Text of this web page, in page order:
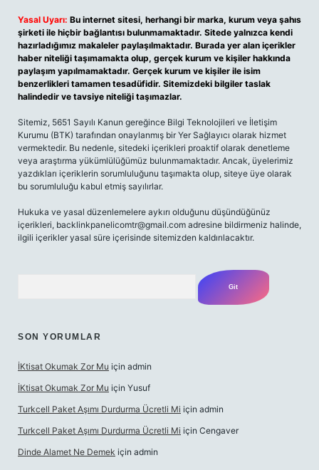
Yasal Uyarı: Bu internet sitesi, herhangi bir marka, kurum veya şahıs
şirketi ile hiçbir bağlantısı bulunmamaktadır. Sitede yalnızca kendi
hazırladığımız makaleler paylaşılmaktadır. Burada yer alan içerikler
haber niteliği taşımamakta olup, gerçek kurum ve kişiler hakkında
paylaşım yapılmamaktadır. Gerçek kurum ve kişiler ile isim
benzerlikleri tamamen tesadüfidir. Sitemizdeki bilgiler taslak
halindedir ve tavsiye niteliği taşımazlar.
Sitemiz, 5651 Sayılı Kanun gereğince Bilgi Teknolojileri ve İletişim
Kurumu (BTK) tarafından onaylanmış bir Yer Sağlayıcı olarak hizmet
vermektedir. Bu nedenle, sitedeki içerikleri proaktif olarak denetleme
veya araştırma yükümlülüğümüz bulunmamaktadır. Ancak, üyelerimiz
yazdıkları içeriklerin sorumluluğunu taşımakta olup, siteye üye olarak
bu sorumluluğu kabul etmiş sayılırlar.
Hukuka ve yasal düzenlemelere aykırı olduğunu düşündüğünüz
içerikleri, backlinkpanelicomtr@gmail.com adresine bildirmeniz halinde,
ilgili içerikler yasal süre içerisinde sitemizden kaldırılacaktır.
SON YORUMLAR
İKtisat Okumak Zor Mu için admin
İKtisat Okumak Zor Mu için Yusuf
Turkcell Paket Aşımı Durdurma Ücretli Mi için admin
Turkcell Paket Aşımı Durdurma Ücretli Mi için Cengaver
Dinde Alamet Ne Demek için admin